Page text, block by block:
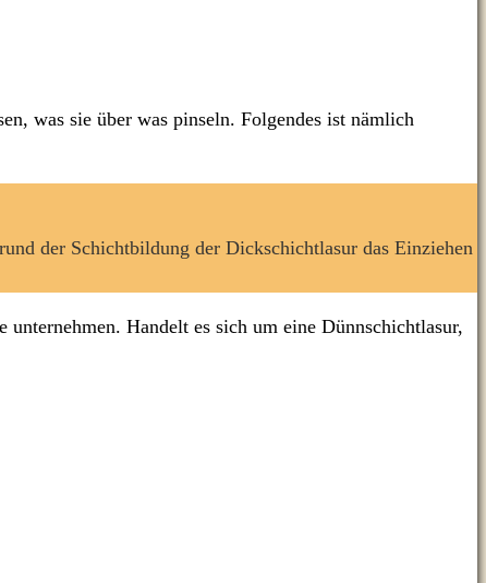
was sie über was pinseln. Folgendes ist nämlich
der Schichtbildung der Dickschichtlasur das Einziehen
Handelt es sich um eine Dünnschichtlasur,